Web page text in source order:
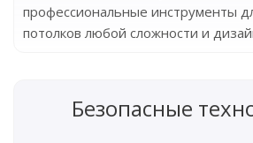
профессиональные инструменты
потолков любой сложности и
Безопасные